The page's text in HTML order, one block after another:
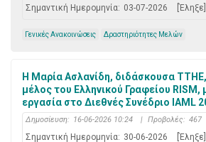
Σημαντική Ημερομηνία: 03-07-2026 [Έληξε]
Γενικές Ανακοινώσεις Δραστηριότητες Μελών
Η Μαρία Ασλανίδη, διδάσκουσα
μέλος του Ελληνικού Γραφείου RISM,
εργασία στο Διεθνές Συνέδριο IAML
Δημοσίευση: 16-06-2026 10:24 | Προβολές: 467
Σημαντική Ημερομηνία: 30-06-2026 [Έληξε]